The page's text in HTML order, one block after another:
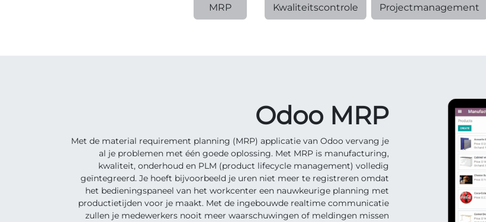
MRP
Kwaliteitscontrole
Projectmanagement
Odoo MRP
Met de material requirement planning (MRP) applicatie van Odoo vervang je
al je problemen met één goede oplossing. Met MRP is manufacturing,
kwaliteit, onderhoud en PLM (product lifecycle management) volledig
geïntegreerd. Je hoeft bijvoorbeeld je uren niet meer te registreren omdat
het bedieningspaneel van het workcenter een nauwkeurige planning met
productietijden voor je maakt. Met de ingebouwde realtime communicatie
zullen je medewerkers nooit meer waarschuwingen of meldingen missen